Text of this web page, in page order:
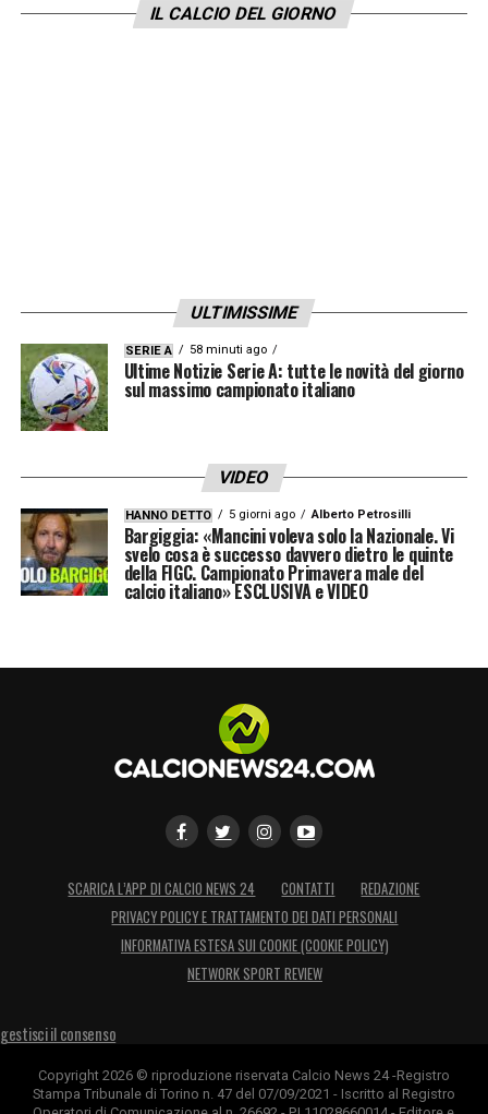
IL CALCIO DEL GIORNO
ULTIMISSIME
SERIE A 58 minuti ago
Ultime Notizie Serie A: tutte le novità del giorno
sul massimo campionato italiano
VIDEO
HANNO DETTO 5 giorni ago Alberto Petrosilli
Bargiggia: «Mancini voleva solo la Nazionale. Vi
svelo cosa è successo davvero dietro le quinte
della FIGC. Campionato Primavera male del
calcio italiano» ESCLUSIVA e VIDEO
SCARICA L’APP DI CALCIO NEWS 24 CONTATTI
REDAZIONE
PRIVACY POLICY E TRATTAMENTO DEI DATI PERSONALI
INFORMATIVA ESTESA SUI COOKIE (COOKIE POLICY)
NETWORK SPORT REVIEW
gestisci il consenso
Copyright 2026 © riproduzione riservata Calcio News 24 -Registro
Stampa Tribunale di Torino n. 47 del 07/09/2021 - Iscritto al Registro